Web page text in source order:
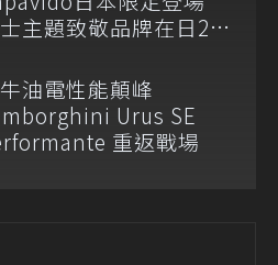
主題致敬品牌在日25
油電性能顛峰
Urus SE
重返戰場